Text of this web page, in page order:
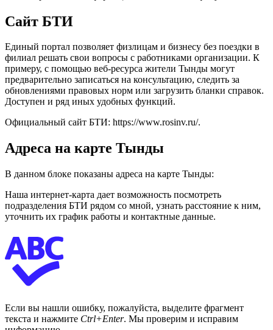
Сайт БТИ
Единый портал позволяет физлицам и бизнесу без поездки в
филиал решать свои вопросы с работниками организации. К
примеру, с помощью веб-ресурса жители Тынды могут
предварительно записаться на консультацию, следить за
обновлениями правовых норм или загрузить бланки справок.
Доступен и ряд иных удобных функций.
Официальный сайт БТИ: https://www.rosinv.ru/.
Адреса на карте Тынды
В данном блоке показаны адреса на карте Тынды:
Наша интернет-карта дает возможность посмотреть
подразделения БТИ рядом со мной, узнать расстояние к ним,
уточнить их график работы и контактные данные.
Если вы нашли ошибку, пожалуйста, выделите фрагмент
текста и нажмите Ctrl+Enter. Мы проверим и исправим